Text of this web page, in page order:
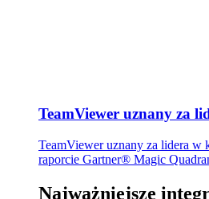
TeamViewer uznany za
TeamViewer uznany za lidera
raporcie Gartner® Magic
Najważniejsze